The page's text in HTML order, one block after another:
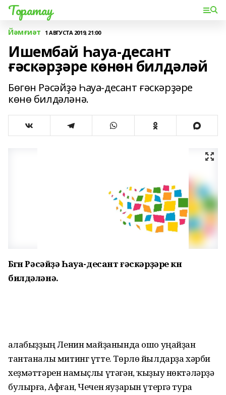
Торатау
Йәмғиәт 1 АВГУСТА 2019, 21:00
Ишембай Һауа-десант
ғәскәрҙәре көнөн билдәләй
Бөгөн Рәсәйҙә Һауа-десант ғәскәрҙәре
көнө билдәләнә.
Бөгөн Рәсәйҙә Һауа-десант ғәскәрҙәре көнө
билдәләнә.
Ҡалабыҙҙың Ленин майҙанында ошо уңайҙан
тантаналы митинг үтте. Төрлө йылдарҙа хәрби
хеҙмәттәрен намыҫлы үтәгән, ҡыҙыу нөктәләрҙә
булырға, Афған, Чечен яуҙарын үтергә тура